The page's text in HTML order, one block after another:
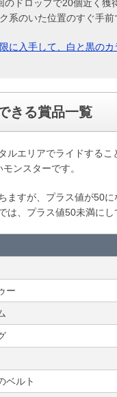
ドロップで20個近く獲
系のいた位置のすぐ手
に入手して、白と黒の
きる賞品一覧
ルエリアでライドする
ンスターです。
ますが、プラス値が50
は、プラス値50未満に
ー
ベルト